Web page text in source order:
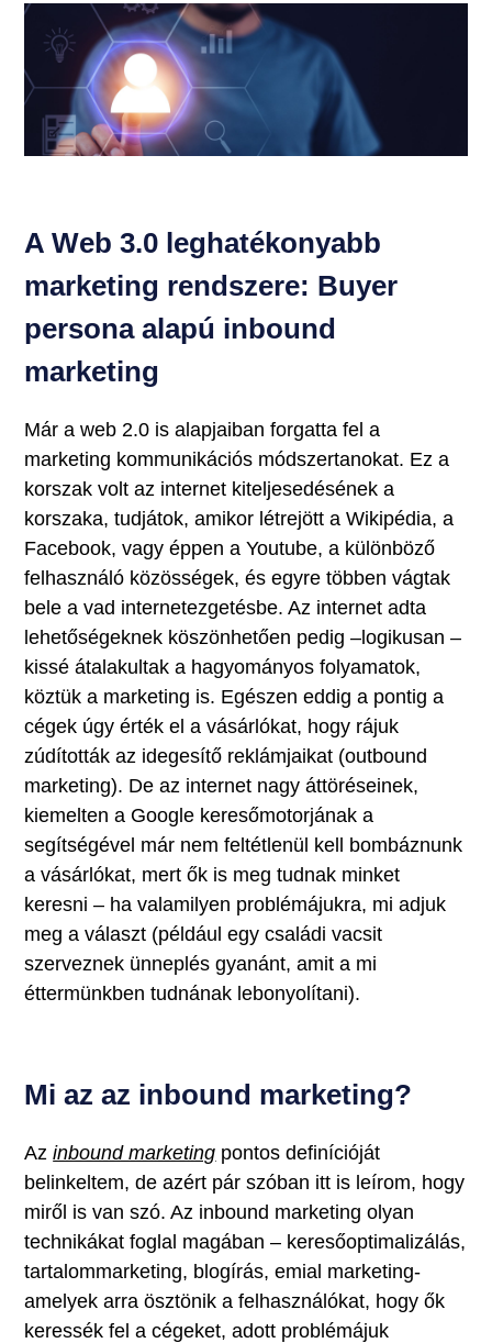
A Web 3.0 leghatékonyabb
marketing rendszere: Buyer
persona alapú inbound
marketing
Már a web 2.0 is alapjaiban forgatta fel a
marketing kommunikációs módszertanokat. Ez a
korszak volt az internet kiteljesedésének a
korszaka, tudjátok, amikor létrejött a Wikipédia, a
Facebook, vagy éppen a Youtube, a különböző
felhasználó közösségek, és egyre többen vágtak
bele a vad internetezgetésbe. Az internet adta
lehetőségeknek köszönhetően pedig –logikusan –
kissé átalakultak a hagyományos folyamatok,
köztük a marketing is. Egészen eddig a pontig a
cégek úgy érték el a vásárlókat, hogy rájuk
zúdították az idegesítő reklámjaikat (outbound
marketing). De az internet nagy áttöréseinek,
kiemelten a Google keresőmotorjának a
segítségével már nem feltétlenül kell bombáznunk
a vásárlókat, mert ők is meg tudnak minket
keresni – ha valamilyen problémájukra, mi adjuk
meg a választ (például egy családi vacsit
szerveznek ünneplés gyanánt, amit a mi
éttermünkben tudnának lebonyolítani).
Mi az az inbound marketing?
Azinbound marketing pontos definícióját
belinkeltem, de azért pár szóban itt is leírom, hogy
miről is van szó. Az inbound marketing olyan
technikákat foglal magában – keresőoptimalizálás,
tartalommarketing, blogírás, emial marketing-
amelyek arra ösztönik a felhasználókat, hogy ők
keressék fel a cégeket, adott problémájuk